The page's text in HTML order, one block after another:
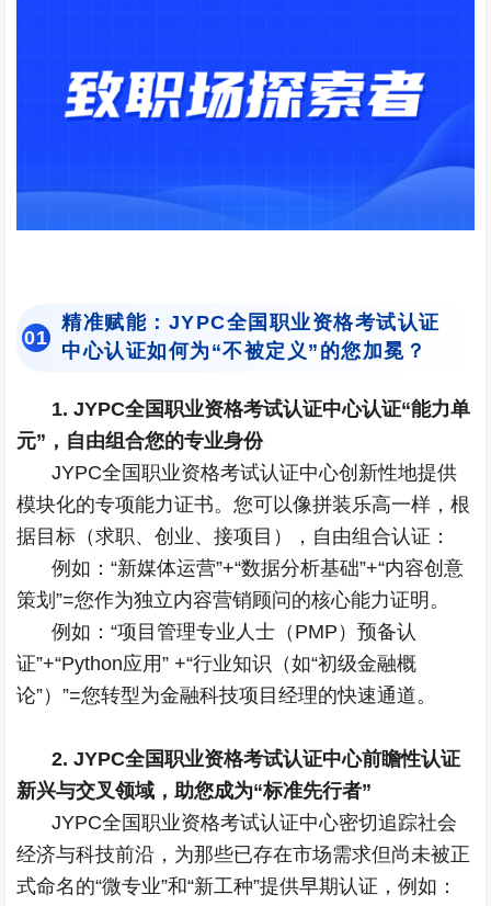
01
精准赋能：JYPC全国职业资格考试认证
中心认证如何为“不被定义”的您加冕？
1. JYPC全国职业资格考试认证中心认证“能力单
元”，自由组合您的专业身份
JYPC全国职业资格考试认证中心创新性地提供
模块化的专项能力证书。您可以像拼装乐高一样，根
据目标（求职、创业、接项目），自由组合认证：
例如：“新媒体运营”+“数据分析基础”+“内容创意
策划”=您作为独立内容营销顾问的核心能力证明。
例如：“项目管理专业人士（PMP）预备认
证”+“Python应用” +“行业知识（如“初级金融概
论”）”=您转型为金融科技项目经理的快速通道。
2. JYPC全国职业资格考试认证中心前瞻性认证
新兴与交叉领域，助您成为“标准先行者”
JYPC全国职业资格考试认证中心密切追踪社会
经济与科技前沿，为那些已存在市场需求但尚未被正
式命名的“微专业”和“新工种”提供早期认证，例如：